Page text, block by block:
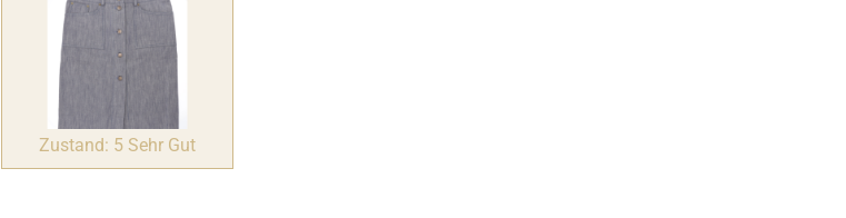
Zustand: 5 Sehr Gut